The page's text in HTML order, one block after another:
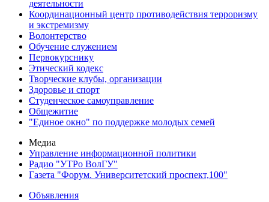
деятельности
Координационный центр противодействия терроризму
и экстремизму
Волонтерство
Обучение служением
Первокурснику
Этический кодекс
Творческие клубы, организации
Здоровье и спорт
Студенческое самоуправление
Общежитие
"Единое окно" по поддержке молодых семей
Медиа
Управление информационной политики
Радио "УТРо ВолГУ"
Газета "Форум. Университетский проспект,100"
Объявления